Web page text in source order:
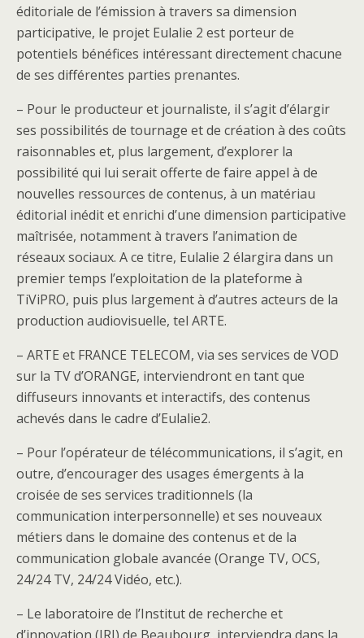
éditoriale de l’émission à travers sa dimension
participative, le projet Eulalie 2 est porteur de
potentiels bénéfices intéressant directement chacune
de ses différentes parties prenantes.
– Pour le producteur et journaliste, il s’agit d’élargir
ses possibilités de tournage et de création à des coûts
raisonnables et, plus largement, d’explorer la
possibilité qui lui serait offerte de faire appel à de
nouvelles ressources de contenus, à un matériau
éditorial inédit et enrichi d’une dimension participative
maîtrisée, notamment à travers l’animation de
réseaux sociaux. A ce titre, Eulalie 2 élargira dans un
premier temps l’exploitation de la plateforme à
TiViPRO, puis plus largement à d’autres acteurs de la
production audiovisuelle, tel ARTE.
– ARTE et FRANCE TELECOM, via ses services de VOD
sur la TV d’ORANGE, interviendront en tant que
diffuseurs innovants et interactifs, des contenus
achevés dans le cadre d’Eulalie2.
– Pour l’opérateur de télécommunications, il s’agit, en
outre, d’encourager des usages émergents à la
croisée de ses services traditionnels (la
communication interpersonnelle) et ses nouveaux
métiers dans le domaine des contenus et de la
communication globale avancée (Orange TV, OCS,
24/24 TV, 24/24 Vidéo, etc.).
– Le laboratoire de l’Institut de recherche et